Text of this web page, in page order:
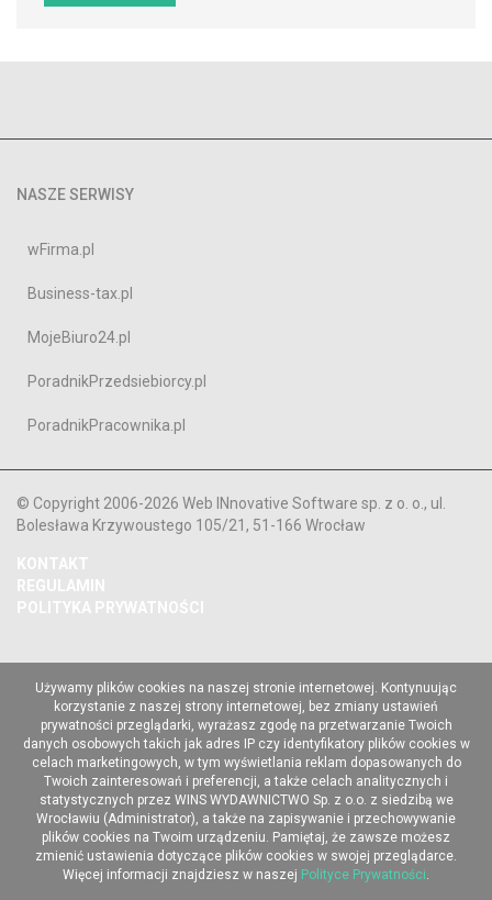
NASZE SERWISY
wFirma.pl
Business-tax.pl
MojeBiuro24.pl
PoradnikPrzedsiebiorcy.pl
PoradnikPracownika.pl
© Copyright 2006-2026 Web INnovative Software sp. z o. o., ul.
Bolesława Krzywoustego 105/21, 51-166 Wrocław
KONTAKT
REGULAMIN
POLITYKA PRYWATNOŚCI
Używamy plików cookies na naszej stronie internetowej. Kontynuując
korzystanie z naszej strony internetowej, bez zmiany ustawień
prywatności przeglądarki, wyrażasz zgodę na przetwarzanie Twoich
danych osobowych takich jak adres IP czy identyfikatory plików cookies w
celach marketingowych, w tym wyświetlania reklam dopasowanych do
Twoich zainteresowań i preferencji, a także celach analitycznych i
statystycznych przez WINS WYDAWNICTWO Sp. z o.o. z siedzibą we
Wrocławiu (Administrator), a także na zapisywanie i przechowywanie
plików cookies na Twoim urządzeniu. Pamiętaj, że zawsze możesz
zmienić ustawienia dotyczące plików cookies w swojej przeglądarce.
Więcej informacji znajdziesz w naszej Polityce Prywatności.